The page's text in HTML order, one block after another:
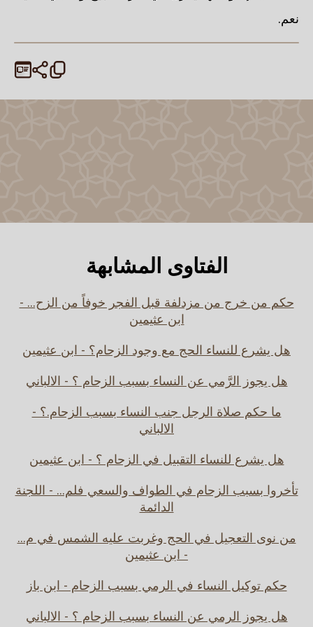
نعم.
الفتاوى المشابهة
حكم من خرج من مزدلفة قبل الفجر خوفاً من الزح... -
ابن عثيمين
هل يشرع للنساء الحج مع وجود الزحام؟ - ابن عثيمين
هل يجوز الرَّمي عن النساء بسبب الزحام ؟ - الالباني
ما حكم صلاة الرجل جنب النساء بسبب الزحام.؟ -
الالباني
هل يشرع للنساء التقبيل في الزحام ؟ - ابن عثيمين
تأخروا بسبب الزحام في الطواف والسعي فلم... - اللجنة
الدائمة
من نوى التعجيل في الحج وغربت عليه الشمس في م...
- ابن عثيمين
حكم توكيل النساء في الرمي بسبب الزحام - ابن باز
هل يجوز الرمي عن النساء بسبب الزحام ؟ - الالباني